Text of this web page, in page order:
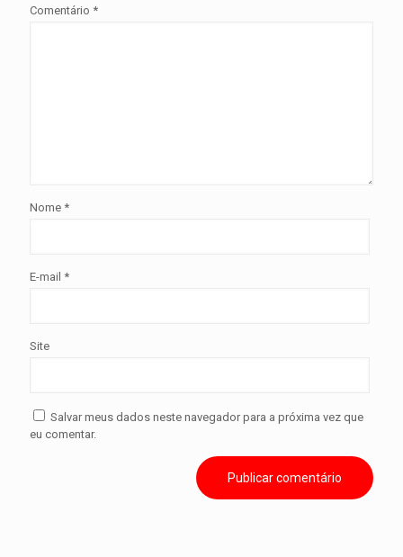
Comentário *
Nome *
E-mail *
Site
Salvar meus dados neste navegador para a próxima vez que
eu comentar.